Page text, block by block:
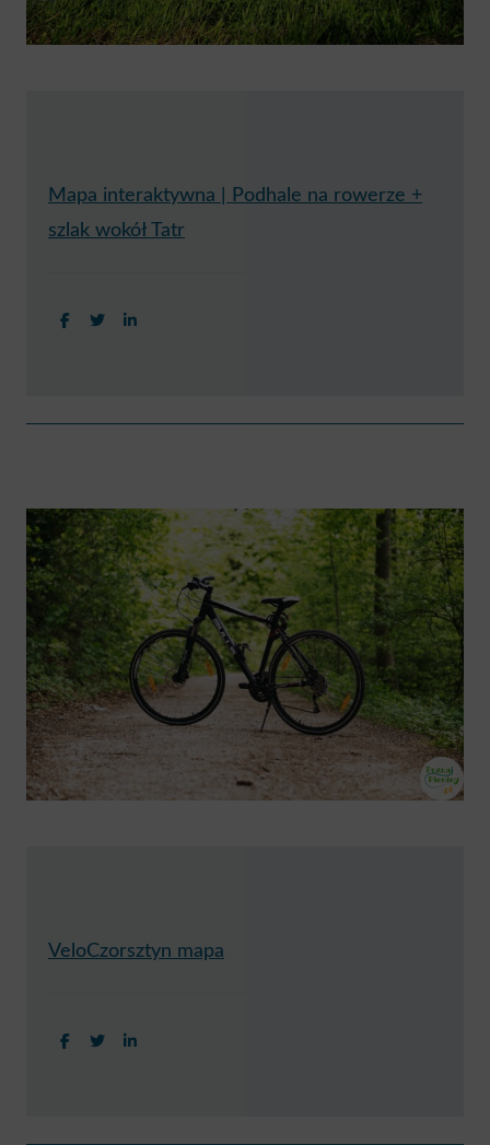
Mapa interaktywna | Podhale na rowerze +
szlak wokół Tatr
VeloCzorsztyn mapa